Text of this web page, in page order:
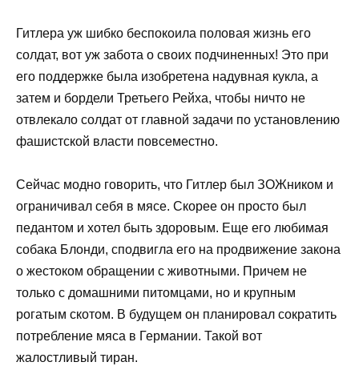
Гитлера уж шибко беспокоила половая жизнь его
солдат, вот уж забота о своих подчиненных! Это при
его поддержке была изобретена надувная кукла, а
затем и бордели Третьего Рейха, чтобы ничто не
отвлекало солдат от главной задачи по установлению
фашистской власти повсеместно.
Сейчас модно говорить, что Гитлер был ЗОЖником и
ограничивал себя в мясе. Скорее он просто был
педантом и хотел быть здоровым. Еще его любимая
собака Блонди, сподвигла его на продвижение закона
о жестоком обращении с животными. Причем не
только с домашними питомцами, но и крупным
рогатым скотом. В будущем он планировал сократить
потребление мяса в Германии. Такой вот
жалостливый тиран.